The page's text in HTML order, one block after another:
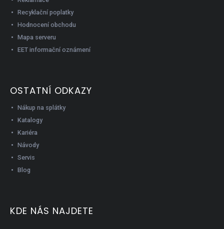
Recyklační poplatky
Hodnocení obchodu
Mapa serveru
EET informační oznámení
OSTATNÍ ODKAZY
Nákup na splátky
Katalogy
Kariéra
Návody
Servis
Blog
KDE NÁS NAJDETE